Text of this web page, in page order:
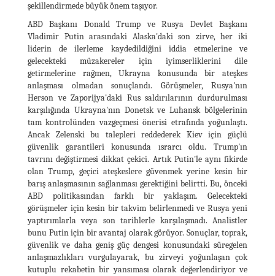
şekillendirmede büyük önem taşıyor.
ABD Başkanı Donald Trump ve Rusya Devlet Başkanı
Vladimir Putin arasındaki Alaska'daki son zirve, her iki
liderin de ilerleme kaydedildiğini iddia etmelerine ve
gelecekteki müzakereler için iyimserliklerini dile
getirmelerine rağmen, Ukrayna konusunda bir ateşkes
anlaşması olmadan sonuçlandı. Görüşmeler, Rusya'nın
Herson ve Zaporijya'daki Rus saldırılarının durdurulması
karşılığında Ukrayna'nın Donetsk ve Luhansk bölgelerinin
tam kontrolünden vazgeçmesi önerisi etrafında yoğunlaştı.
Ancak Zelenski bu talepleri reddederek Kiev için güçlü
güvenlik garantileri konusunda ısrarcı oldu. Trump'ın
tavrını değiştirmesi dikkat çekici. Artık Putin'le aynı fikirde
olan Trump, geçici ateşkeslere güvenmek yerine kesin bir
barış anlaşmasının sağlanması gerektiğini belirtti. Bu, önceki
ABD politikasından farklı bir yaklaşım. Gelecekteki
görüşmeler için kesin bir takvim belirlenmedi ve Rusya yeni
yaptırımlarla veya son tarihlerle karşılaşmadı. Analistler
bunu Putin için bir avantaj olarak görüyor. Sonuçlar, toprak,
güvenlik ve daha geniş güç dengesi konusundaki süregelen
anlaşmazlıkları vurgulayarak, bu zirveyi yoğunlaşan çok
kutuplu rekabetin bir yansıması olarak değerlendiriyor ve